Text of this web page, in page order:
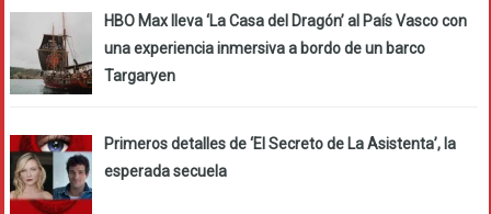
HBO Max lleva ‘La Casa del Dragón’ al País Vasco con
una experiencia inmersiva a bordo de un barco
Targaryen
Primeros detalles de ‘El Secreto de La Asistenta’, la
esperada secuela